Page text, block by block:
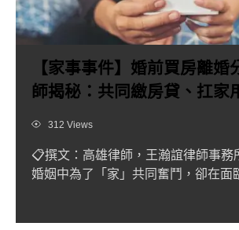
【家事事件】婚前買房離婚
師揭秘：共同繳房貸、扛家
Views312 Views
📋撰文：高雄律師，王瀚誼律師事務
婚姻中為了「家」共同奮鬥，卻在面